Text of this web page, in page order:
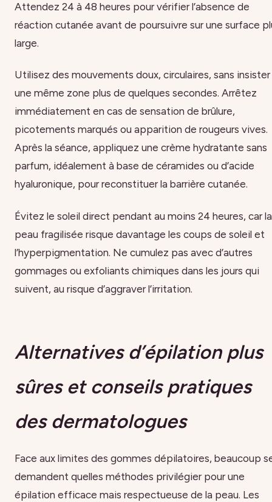
Attendez 24 à 48 heures pour vérifier l’absence de
réaction cutanée avant de poursuivre sur une surface
large.
Utilisez des mouvements doux, circulaires, sans insister
une même zone plus de quelques secondes. Arrêtez
immédiatement en cas de sensation de brûlure,
picotements marqués ou apparition de rougeurs vives.
Après la séance, appliquez une crème hydratante sans
parfum, idéalement à base de céramides ou d’acide
hyaluronique, pour reconstituer la barrière cutanée.
Évitez le soleil direct pendant au moins 24 heures, car la
peau fragilisée risque davantage les coups de soleil et
l’hyperpigmentation. Ne cumulez pas avec d’autres
gommages ou exfoliants chimiques dans les jours qui
suivent, au risque d’aggraver l’irritation.
Alternatives d’épilation plus
sûres et conseils pratiques
des dermatologues
Face aux limites des gommes dépilatoires, beaucoup
demandent quelles méthodes privilégier pour une
épilation efficace mais respectueuse de la peau. Les